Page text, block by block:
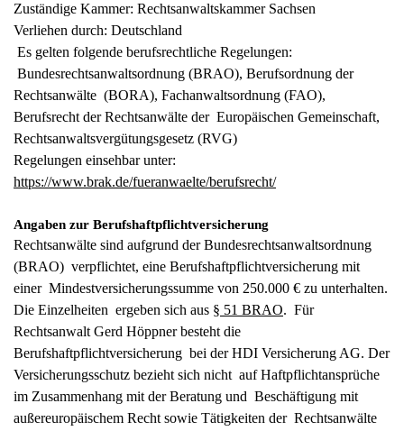
Zuständige Kammer: Rechtsanwaltskammer Sachsen
Verliehen durch: Deutschland
Es gelten folgende berufsrechtliche Regelungen:
Bundesrechtsanwaltsordnung (BRAO), Berufsordnung der
Rechtsanwälte (BORA), Fachanwaltsordnung (FAO),
Berufsrecht der Rechtsanwälte der Europäischen Gemeinschaft,
Rechtsanwaltsvergütungsgesetz (RVG)
Regelungen einsehbar unter:
https://www.brak.de/fueranwaelte/berufsrecht/
Angaben zur Berufshaftpflichtversicherung
Rechtsanwälte sind aufgrund der Bundesrechtsanwaltsordnung
(BRAO) verpflichtet, eine Berufshaftpflichtversicherung mit
einer Mindestversicherungssumme von 250.000 € zu unterhalten.
Die Einzelheiten ergeben sich aus § 51 BRAO. Für
Rechtsanwalt Gerd Höppner besteht die
Berufshaftpflichtversicherung bei der HDI Versicherung AG. Der
Versicherungsschutz bezieht sich nicht auf Haftpflichtansprüche
im Zusammenhang mit der Beratung und Beschäftigung mit
außereuropäischem Recht sowie Tätigkeiten der Rechtsanwälte